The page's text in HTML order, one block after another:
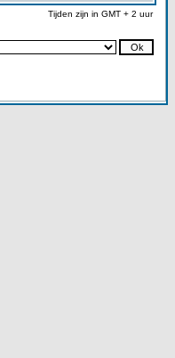
Tijden zijn in GMT + 2 uur